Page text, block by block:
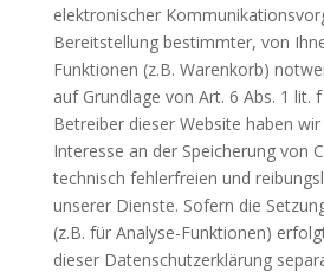
elektronischer
Bereitstellung bestimmter, von
Funktionen (z.B. Warenkorb)
auf Grundlage von Art. 6 Abs. 1 lit. f
Betreiber dieser Website haben
Interesse an der Speicherung von
technisch fehlerfreien und
unserer Dienste. Sofern die
(z.B. für Analyse-Funktionen)
dieser Datenschutzerklärung